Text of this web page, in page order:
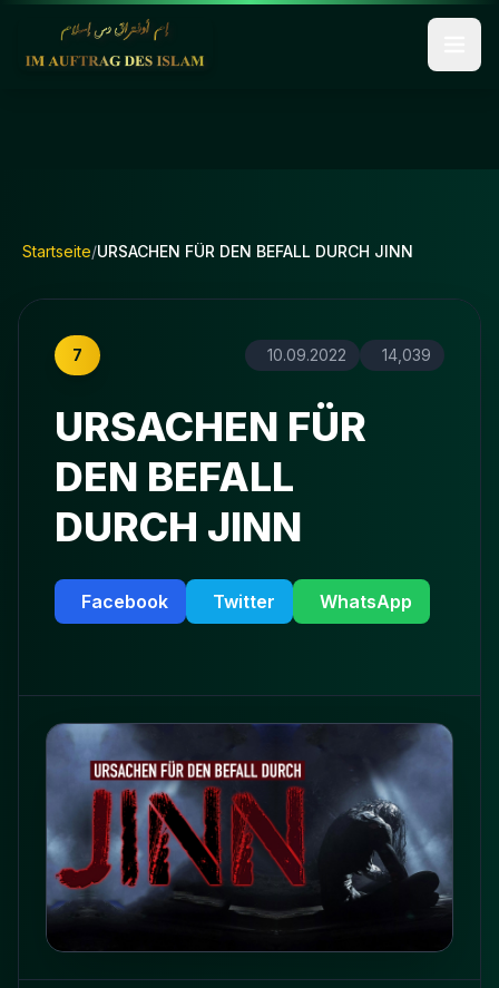
Startseite/URSACHEN FÜR DEN BEFALL DURCH JINN
7 10.09.2022 14,039
URSACHEN FÜR
DEN BEFALL
DURCH JINN
Facebook Twitter WhatsApp